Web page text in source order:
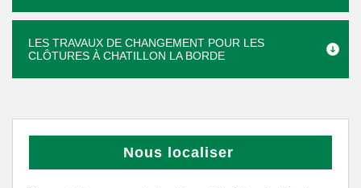
LES TRAVAUX DE CHANGEMENT POUR LES
CLÔTURES À CHATILLON LA BORDE
Nous localiser